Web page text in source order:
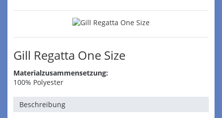
Gill Regatta One Size
Materialzusammensetzung:
100% Polyester
Beschreibung